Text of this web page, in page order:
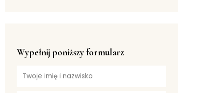
Wypełnij poniższy formularz